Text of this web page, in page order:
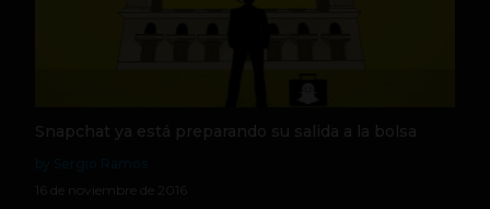
Snapchat ya está preparando su salida a la bolsa
16 de noviembre de 2016